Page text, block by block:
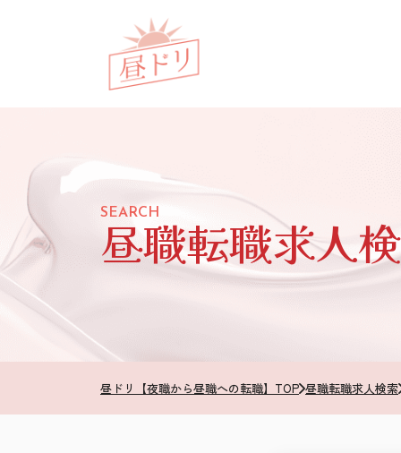
SEARCH
昼職転職求人
昼ドリ【夜職から昼職への転職】TOP 昼職転職求人検索